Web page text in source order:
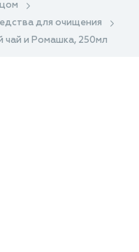
для очищения
чай и Ромашка, 250мл